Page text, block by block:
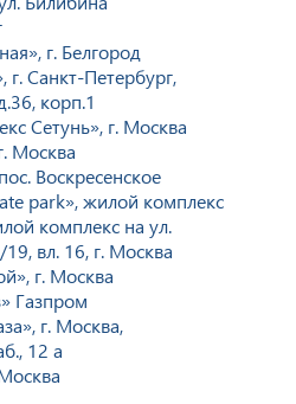
г. Белгород
Санкт-Петербург,
корп.1
Сетунь», г. Москва
Москва
Воскресенское
park», жилой комплекс
комплекс на ул.
вл. 16, г. Москва
г. Москва
Газпром
г. Москва,
12 а